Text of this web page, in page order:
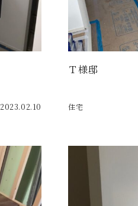
2023.02.10
Ｔ様邸
住宅